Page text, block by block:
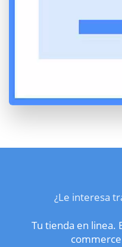
¿Le interesa
Tu tienda en linea.